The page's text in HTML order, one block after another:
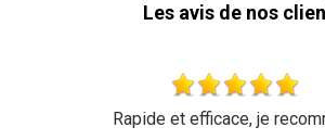
Les avis de nos
Rapide et efficace, je